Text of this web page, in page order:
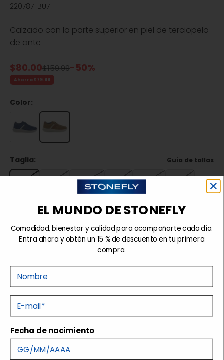
220787-BU7
Calzado con la parte superior en piel de terciopelo
de ante
Precio de oferta
$80.00Precio normal
$159.99-50%
Ahorra $79.99
Color:
Taglia: Guía de tallas
40,5 41 41,5
Detalles
Tecnologías
EL MUNDO DE STONEFLY
Comodidad, bienestar y calidad para acompañarte cada día.
Entra ahora y obtén un 15 % de descuento en tu primera
compra.
Nome
E-mail
Fecha de nacimiento